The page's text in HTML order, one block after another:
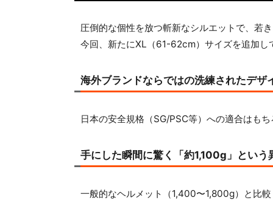
圧倒的な個性を放つ斬新なシルエットで、若
今回、新たにXL（61-62cm）サイズを追加し
海外ブランドならではの洗練されたデ
日本の安全規格（SG/PSC等）への適合はも
手にした瞬間に驚く「約1,100g」という
一般的なヘルメット（1,400〜1,800g）と比